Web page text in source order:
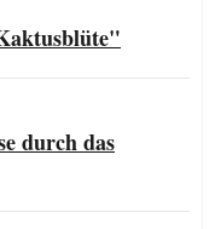
durch das